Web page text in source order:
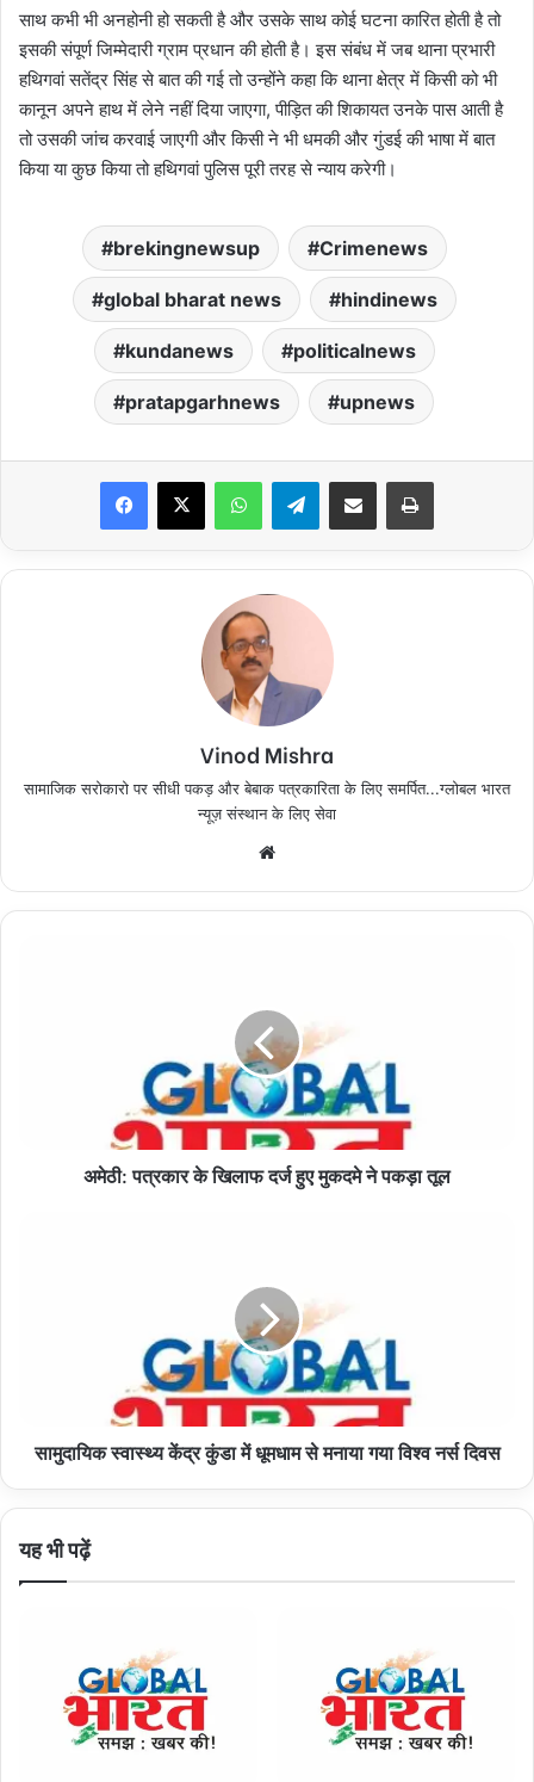
साथ कभी भी अनहोनी हो सकती है और उसके साथ कोई घटना कारित होती है तो
इसकी संपूर्ण जिम्मेदारी ग्राम प्रधान की होती है। इस संबंध में जब थाना प्रभारी
हथिगवां सतेंद्र सिंह से बात की गई तो उन्होंने कहा कि थाना क्षेत्र में किसी को भी
कानून अपने हाथ में लेने नहीं दिया जाएगा, पीड़ित की शिकायत उनके पास आती है
तो उसकी जांच करवाई जाएगी और किसी ने भी धमकी और गुंडई की भाषा में बात
किया या कुछ किया तो हथिगवां पुलिस पूरी तरह से न्याय करेगी।
brekingnewsup Crimenews
global bharat news hindinews
kundanews politicalnews
pratapgarhnews upnews
Facebook
X WhatsAppTelegramShare via Email Print
Vinod Mishra
सामाजिक सरोकारो पर सीधी पकड़ और बेबाक पत्रकारिता के लिए समर्पित...ग्लोबल भारत
न्यूज़ संस्थान के लिए सेवा
अमेठी: पत्रकार के खिलाफ दर्ज हुए मुकदमे ने पकड़ा तूल
विश्वसामुदायिक स्वास्थ्य केंद्र कुंडा में धूमधाम से मनाया गया विश्व नर्स दिवस
यह भी पढ़ें